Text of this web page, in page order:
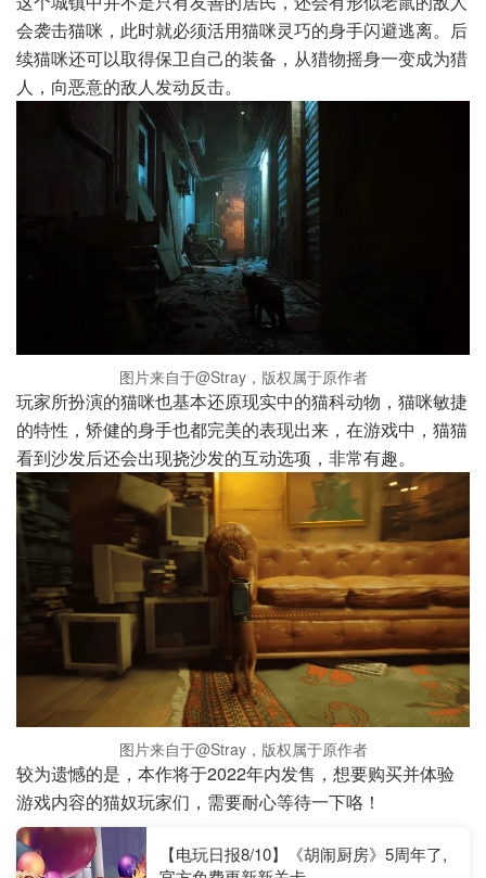
会袭击猫咪，此时就必须活用猫咪灵巧的身手闪避逃离。后
续猫咪还可以取得保卫自己的装备，从猎物摇身一变成为猎
人，向恶意的敌人发动反击。
图片来自于@Stray，版权属于原作者
玩家所扮演的猫咪也基本还原现实中的猫科动物，猫咪敏捷
的特性，矫健的身手也都完美的表现出来，在游戏中，猫猫
看到沙发后还会出现挠沙发的互动选项，非常有趣。
图片来自于@Stray，版权属于原作者
较为遗憾的是，本作将于2022年内发售，想要购买并体验
游戏内容的猫奴玩家们，需要耐心等待一下咯！
【电玩日报8/10】《胡闹厨房》5周年了,